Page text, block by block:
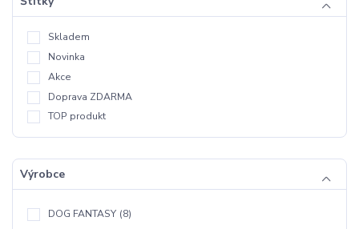
Skladem
Novinka
Akce
Doprava ZDARMA
TOP produkt
Výrobce
DOG FANTASY (8)